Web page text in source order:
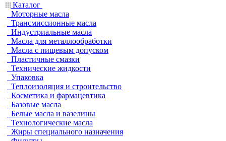
Каталог
Моторные масла
Трансмиссионные масла
Индустриальные масла
Масла для металлообработки
Масла с пищевым допуском
Пластичные смазки
Технические жидкости
Упаковка
Теплоизоляция и строительство
Косметика и фармацевтика
Базовые масла
Белые масла и вазелины
Технологические масла
Жиры специального назначения